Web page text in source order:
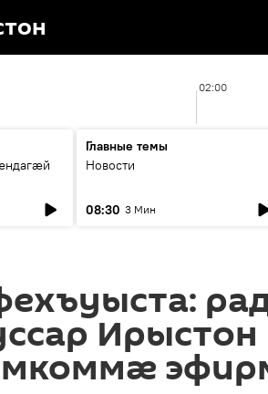
02:00
Главные темы
Новости
08:30 3 Мин
Ирыстон